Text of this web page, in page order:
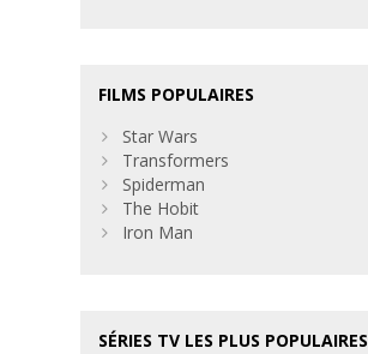
FILMS POPULAIRES
Star Wars
Transformers
Spiderman
The Hobit
Iron Man
SÉRIES TV LES PLUS POPULAIRES